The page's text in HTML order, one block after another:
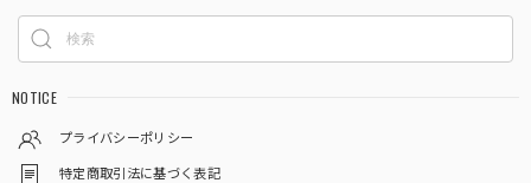
NOTICE
プライバシーポリシー
特定商取引法に基づく表記